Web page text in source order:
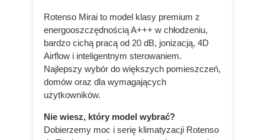
Rotenso Mirai to model klasy premium z
energooszczędnością A+++ w chłodzeniu,
bardzo cichą pracą od 20 dB, jonizacją, 4D
Airflow i inteligentnym sterowaniem.
Najlepszy wybór do większych pomieszczeń,
domów oraz dla wymagających
użytkowników.
Nie wiesz, który model wybrać?
Dobierzemy moc i serię klimatyzacji Rotenso